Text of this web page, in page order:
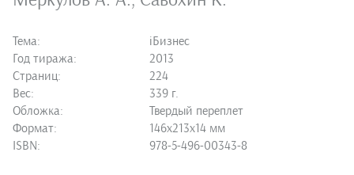
Тема:
iБизнес
Год тиража:
2013
Страниц:
224
Вес:
339 г.
Обложка:
Твердый переплет
Формат:
146х213х14 мм
ISBN:
978-5-496-00343-8